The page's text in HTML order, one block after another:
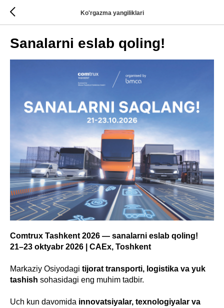
Ko'rgazma yangiliklari
Sanalarni eslab qoling!
Comtrux Tashkent 2026 — sanalarni eslab qoling!
21–23 oktyabr 2026 | CAEx, Toshkent
Markaziy Osiyodagi tijorat transporti, logistika va yuk
tashish sohasidagi eng muhim tadbir.
Uch kun davomida innovatsiyalar, texnologiyalar va